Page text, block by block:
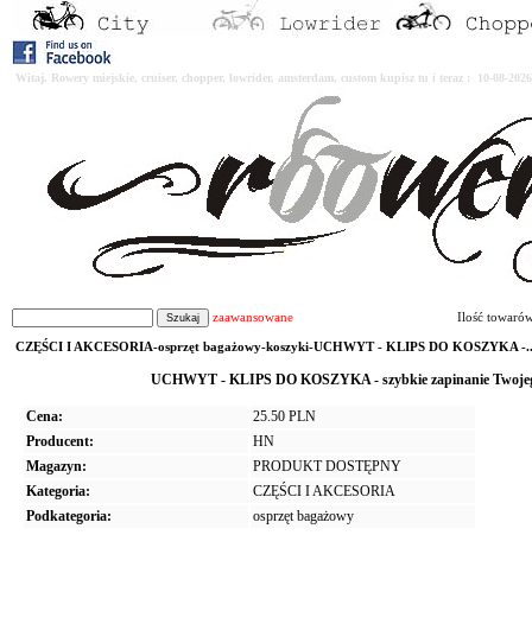
Witaj. Rowery miejskie, cruiser, chopper, lowrider, amsterdam, custom kupisz tu i teraz : 10-08-
zaawansowane Ilość
CZĘŚCI I AKCESORIA-osprzęt bagażowy-koszyki-UCHWYT - KLIPS DO KOSZYKA -
UCHWYT - KLIPS DO KOSZYKA - szybkie zapinanie
Cena:
25.50 PLN
Producent:
HN
Magazyn:
PRODUKT DOSTĘPNY
Kategoria:
CZĘŚCI I AKCESORIA
Podkategoria:
osprzęt bagażowy